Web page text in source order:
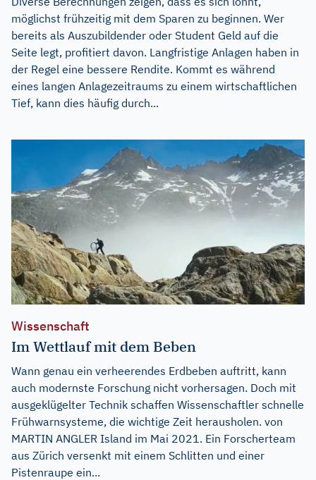
möglichst frühzeitig mit dem Sparen zu beginnen. Wer
bereits als Auszubildender oder Student Geld auf die
Seite legt, profitiert davon. Langfristige Anlagen haben in
der Regel eine bessere Rendite. Kommt es während
eines langen Anlagezeitraums zu einem wirtschaftlichen
Tief, kann dies häufig durch...
Wissenschaft
Im Wettlauf mit dem Beben
Wann genau ein verheerendes Erdbeben auftritt, kann
auch modernste Forschung nicht vorhersagen. Doch mit
ausgeklügelter Technik schaffen Wissenschaftler schnelle
Frühwarnsysteme, die wichtige Zeit herausholen. von
MARTIN ANGLER Island im Mai 2021. Ein Forscherteam
aus Zürich versenkt mit einem Schlitten und einer
Pistenraupe ein...